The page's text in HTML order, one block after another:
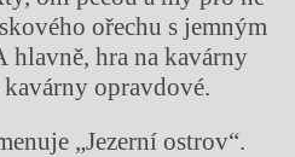
ořechu s jemným
hra na kavárny
opravdové.
„Jezerní ostrov“.